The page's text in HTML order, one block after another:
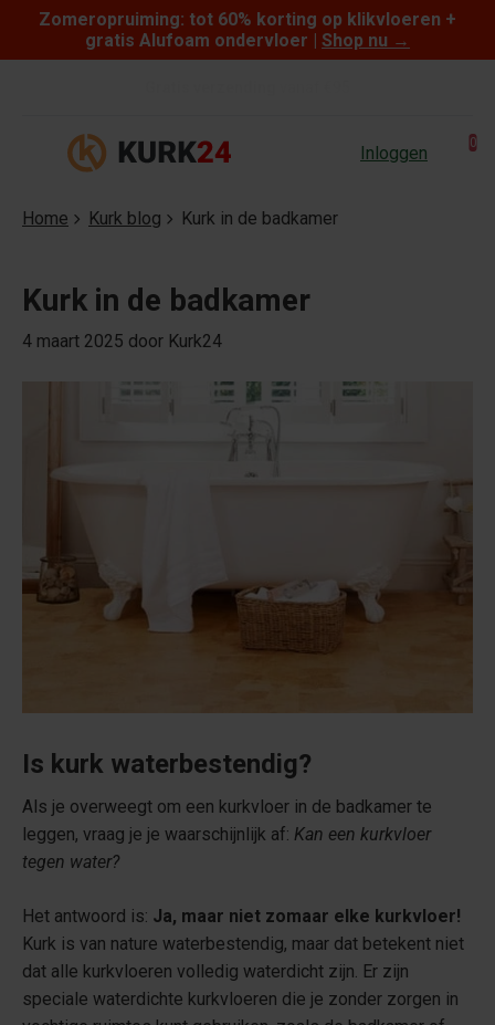
Skip to content
Zomeropruiming: tot 60% korting op klikvloeren +
gratis Alufoam ondervloer | Shop nu →
Inloggen 0
Home Kurk blog Kurk in de badkamer
Kurk in de badkamer
4 maart 2025 door Kurk24
Is kurk waterbestendig?
Als je overweegt om een kurkvloer in de badkamer te
leggen, vraag je je waarschijnlijk af: Kan een kurkvloer
tegen water?
Het antwoord is: Ja, maar niet zomaar elke kurkvloer!
Kurk is van nature waterbestendig, maar dat betekent niet
dat alle kurkvloeren volledig waterdicht zijn. Er zijn
speciale waterdichte kurkvloeren die je zonder zorgen in